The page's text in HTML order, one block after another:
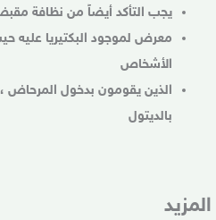
يجب التأكد أيضاً من نظافة
معرض لموجود البكتيريا عليه
الأشخاص
الذين يقومون بدخول المرحاض
بالديتول
المزيد